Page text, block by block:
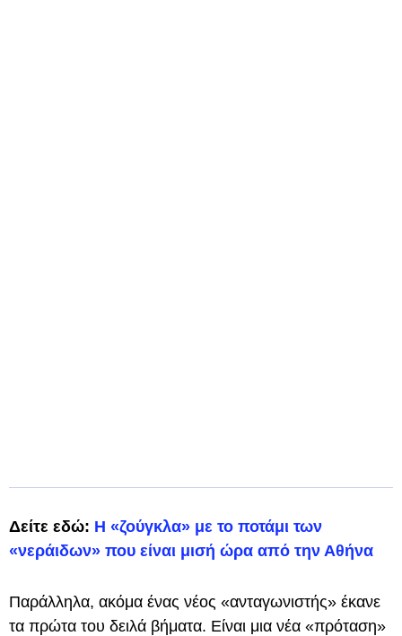
Δείτε εδώ: Η «ζούγκλα» με το ποτάμι των
«νεράιδων» που είναι μισή ώρα από την Αθήνα
Παράλληλα, ακόμα ένας νέος «ανταγωνιστής» έκανε
τα πρώτα του δειλά βήματα. Είναι μια νέα «πρόταση»